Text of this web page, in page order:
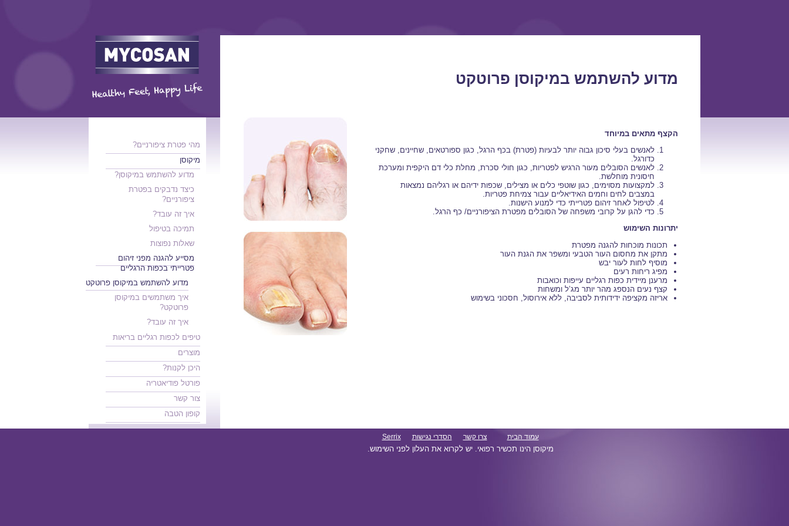
מהי פטרת ציפורניים?
מיקוסן
מדוע להשתמש במיקוסן?
כיצד נדבקים בפטרת
ציפורניים?
איך זה עובד?
תמיכה בטיפול
שאלות נפוצות
מסייע להגנה מפני זיהום
פטרייתי בכפות הרגליים
מדוע להשתמש במיקוסן פרוטקט
איך משתמשים במיקוסן
פרוטקט?
איך זה עובד?
טיפים לכפות רגליים בריאות
מוצרים
היכן לקנות?
פורטל פודיאטריה
צור קשר
קופון הטבה
מדוע להשתמש במיקוסן פרוטקט
הקצף מתאים במיוחד
לאנשים בעלי סיכון גבוה יותר לבעיות (פטרת) בכף הרגל, כגון ספורטאים, שחיינים, שחקני
כדורגל.
לאנשים הסובלים מעור הרגיש לפטריות, כגון חולי סכרת, מחלת כלי דם היקפית ומערכת
חיסונית מוחלשת.
למקצועות מסוימים, כגון שוטפי כלים או מצילים, שכפות ידיהם או רגליהם נמצאות
במצבים לחים וחמים האידיאליים עבור צמיחת פטריות.
לטיפול לאחר זיהום פטרייתי כדי למנוע הישנות.
כדי להגן על קרובי משפחה של הסובלים מפטרת הציפורניים/ כף הרגל.
יתרונות השימוש
תכונות מוכחות להגנה מפטרת
מתקן את מחסום העור הטבעי ומשפר את הגנת העור
מוסיף לחות לעור יבש
מפיג ריחות רעים
מרענן מיידית כפות רגליים עייפות וכואבות
קצף נעים הנספג מהר יותר מג’ל ומשחות
אריזה מקציפה ידידותית לסביבה, ללא אירוסול, חסכוני בשימוש
עמוד הבית צרו קשר הסדרי נגישות Serrix
מיקוסן הינו תכשיר רפואי. יש לקרוא את העלון לפני השימוש.